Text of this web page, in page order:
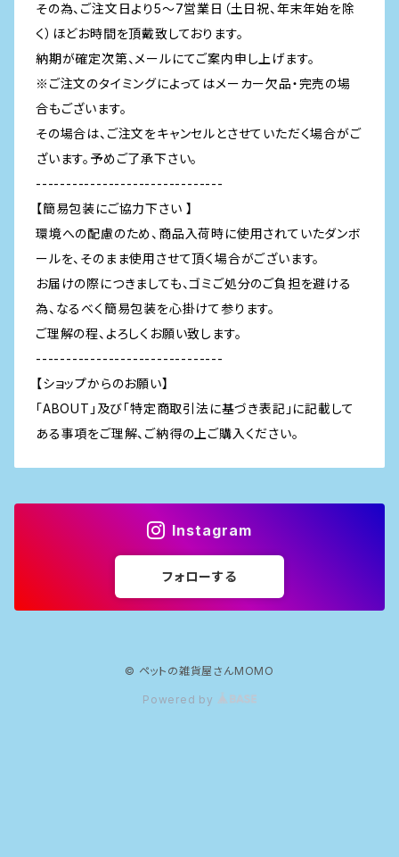
その為、ご注文日より5～7営業日（土日祝、年末年始を除
く）ほどお時間を頂戴致しております。
納期が確定次第、メールにてご案内申し上げます。
※ご注文のタイミングによってはメーカー欠品・完売の場
合もございます。
その場合は、ご注文をキャンセルとさせていただく場合がご
ざいます。予めご了承下さい。
-------------------------------
【簡易包装にご協力下さい 】
環境への配慮のため、商品入荷時に使用されていたダンボ
ールを、そのまま使用させて頂く場合がございます。
お届けの際につきましても、ゴミご処分のご負担を避ける
為、なるべく簡易包装を心掛けて参ります。
ご理解の程、よろしくお願い致します。
-------------------------------
【ショップからのお願い】
「ABOUT」及び「特定商取引法に基づき表記」に記載して
ある事項をご理解、ご納得の上ご購入ください。
Instagram
フォローする
© ペットの雑貨屋さんMOMO
Powered by